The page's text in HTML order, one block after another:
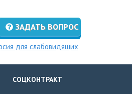
ЗАДАТЬ ВОПРОС
для слабовидящих
СОЦКОНТРАКТ